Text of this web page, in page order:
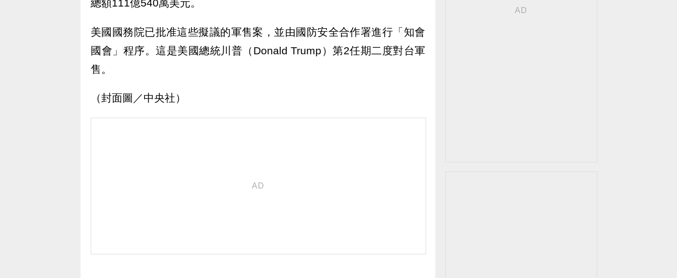
總額111億540萬美元。
美國國務院已批准這些擬議的軍售案，並由國防安全合作署進行「知會
國會」程序。這是美國總統川普（Donald Trump）第2任期二度對台軍
售。
（封面圖／中央社）